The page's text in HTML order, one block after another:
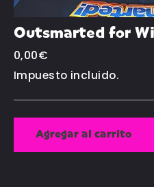
Outsmarted for
Precio
habitual
0,00€
Impuesto incluido.
Agregar al carrito